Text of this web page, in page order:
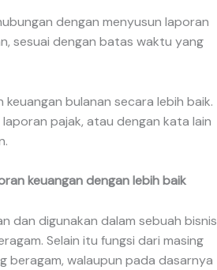
dengan menyusun laporan
sesuai dengan batas waktu yang
bulanan secara lebih baik.
pajak, atau dengan kata lain
keuangan dengan lebih baik
dan digunakan dalam sebuah bisnis
Selain itu fungsi dari masing
beragam, walaupun pada dasarnya